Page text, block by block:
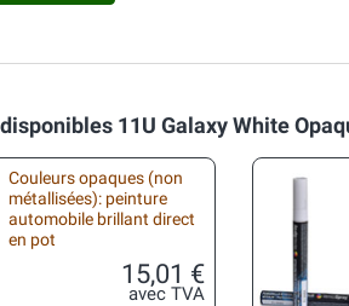
11U Galaxy White
Couleurs opaques (non
métallisées): peinture
automobile brillant direct
en pot
15,01 €
avec TVA